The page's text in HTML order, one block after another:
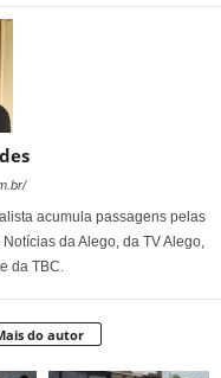
acumula passagens pelas
da Alego, da TV Alego,
da TBC.
do autor